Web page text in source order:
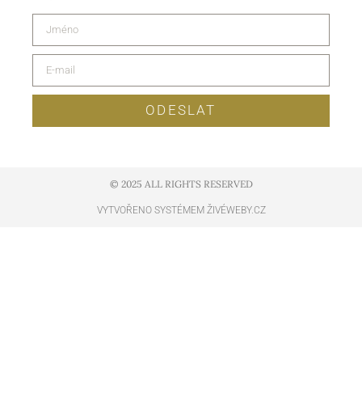
ODESLAT
© 2025 ALL RIGHTS RESERVED​
VYTVOŘENO SYSTÉMEM ŽIVÉWEBY.CZ